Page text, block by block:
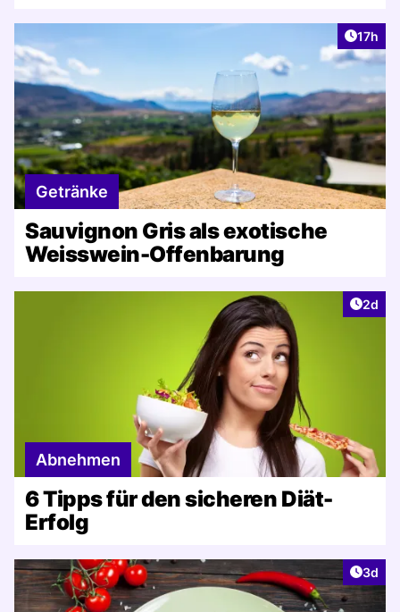
Artikel
17h
Getränke
Sauvignon Gris als exotische
Weisswein-Offenbarung
2d
Abnehmen
6 Tipps für den sicheren Diät-
Erfolg
3d